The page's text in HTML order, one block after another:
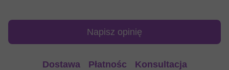
Napisz opinię
Dostawa Płatnośc Konsultacja